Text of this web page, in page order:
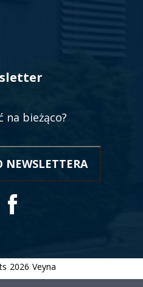
na bieżąco?
NEWSLETTERAOTWORZY
SIĘ
2026 Veyna